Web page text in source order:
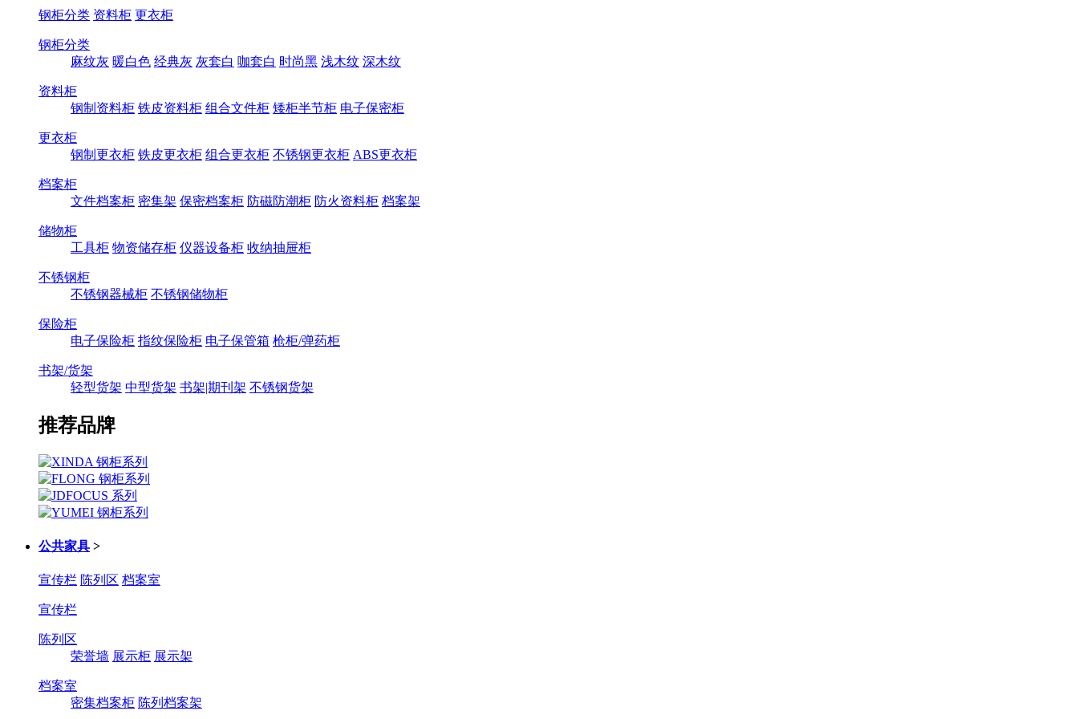
钢柜分类 资料柜 更衣柜
钢柜分类
麻纹灰 暖白色 经典灰 灰套白 咖套白 时尚黑 浅木纹 深木纹
资料柜
钢制资料柜 铁皮资料柜 组合文件柜 矮柜半节柜 电子保密柜
更衣柜
钢制更衣柜 铁皮更衣柜 组合更衣柜 不锈钢更衣柜 ABS更衣柜
档案柜
文件档案柜 密集架 保密档案柜 防磁防潮柜 防火资料柜 档案架
储物柜
工具柜 物资储存柜 仪器设备柜 收纳抽屉柜
不锈钢柜
不锈钢器械柜 不锈钢储物柜
保险柜
电子保险柜 指纹保险柜 电子保管箱 枪柜/弹药柜
书架/货架
轻型货架 中型货架 书架|期刊架 不锈钢货架
推荐品牌
公共家具 >
宣传栏 陈列区 档案室
宣传栏
陈列区
荣誉墙 展示柜 展示架
档案室
密集档案柜 陈列档案架